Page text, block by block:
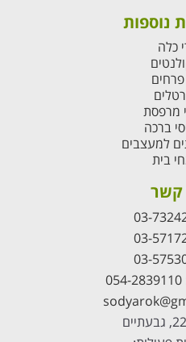
נוספות
כלה
פרחים
מרפסת
ברכה
למעצבים
בית
קשר
03-
03-
03-